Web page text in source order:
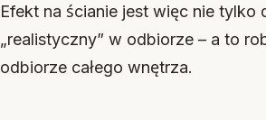
Efekt na ścianie jest więc nie tylko
„realistyczny” w odbiorze – a to
odbiorze całego wnętrza.